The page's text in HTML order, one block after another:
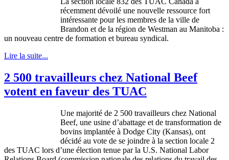
récemment dévoilé une nouvelle ressource fort
intéressante pour les membres de la ville de
Brandon et de la région de Westman au Manitoba :
un nouveau centre de formation et bureau syndical.
Lire la suite...
2 500 travailleurs chez National Beef
votent en faveur des TUAC
Une majorité de 2 500 travailleurs chez National
Beef, une usine d’abattage et de transformation de
bovins implantée à Dodge City (Kansas), ont
décidé au vote de se joindre à la section locale 2
des TUAC lors d’une élection tenue par la U.S. National Labor